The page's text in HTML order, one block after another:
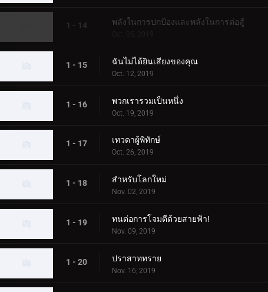
1 - 14 พลังในการปกป้องและพลังในการต่อสู้
Oct. 05, 2019
1 - 15 ฉันไม่ได้ยินเสียงของคุณ
Oct. 12, 2019
1 - 16 พวกเรารวมเป็นหนึ่ง
Oct. 19, 2019
1 - 17 เทวดาผู้พิทักษ์
Oct. 26, 2019
1 - 18 สำหรับโลกใหม่
Nov. 02, 2019
1 - 19 ทนต่อการโจมตีด้วยสายฟ้า!
Nov. 09, 2019
1 - 20 ปราสาททราย
Nov. 16, 2019